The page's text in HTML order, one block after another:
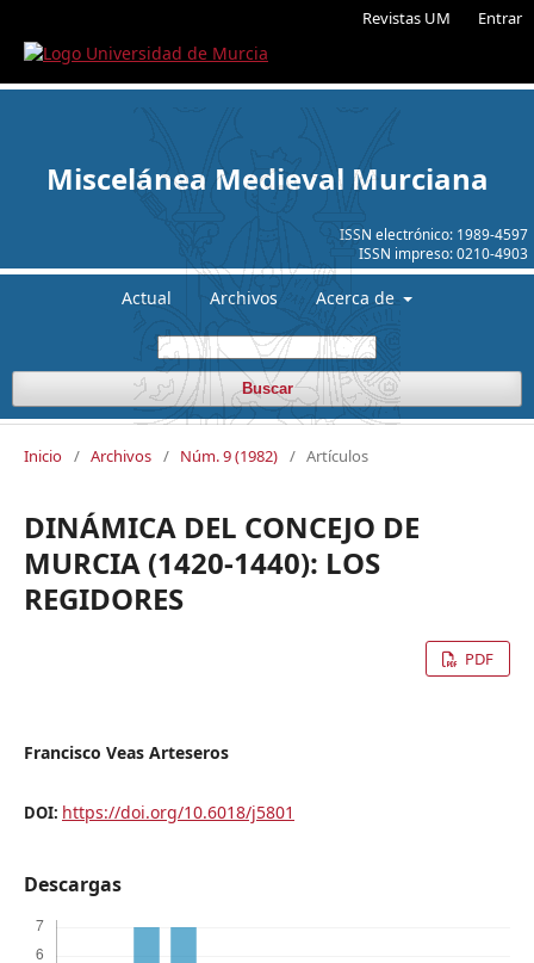
Revistas UM Entrar
ISSN electrónico: 1989-4597
ISSN impreso:0210-4903
Miscelánea Medieval Murciana
Actual Archivos Acerca de
Buscar
Inicio / Archivos / Núm. 9 (1982) / Artículos
DINÁMICA DEL CONCEJO DE
MURCIA (1420-1440): LOS
REGIDORES
PDF
Francisco Veas Arteseros
DOI: https://doi.org/10.6018/j5801
Descargas